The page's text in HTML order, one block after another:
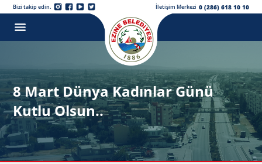
Bizi takip edin. İletişim Merkezi 0 (286) 618 10 10
8 Mart Dünya Kadınlar Günü
Kutlu Olsun..